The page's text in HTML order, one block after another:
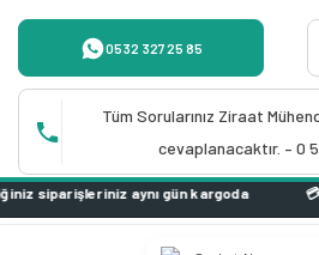
0532 327 25 85
Tüm Sorularınız Ziraat
cevaplanacaktır. – 0
gün kargoda